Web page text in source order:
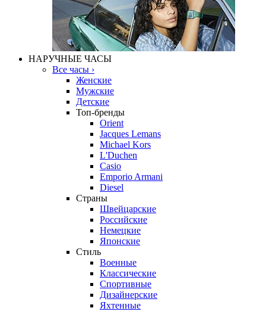
НАРУЧНЫЕ ЧАСЫ
Все часы ›
Женские
Мужские
Детские
Топ-бренды
Orient
Jacques Lemans
Michael Kors
L'Duchen
Casio
Emporio Armani
Diesel
Страны
Швейцарские
Российские
Немецкие
Японские
Стиль
Военные
Классические
Спортивные
Дизайнерские
Яхтенные